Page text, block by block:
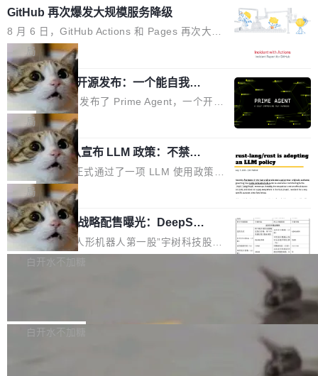
他引用的帖子来自 Mathew Shen，一位 ICLR 2
026 的读者：「看了篇 ...
理由很具体。FA 系列不需要解释，但 FA2 是他
认为最重要的一个——复杂度恰到好处，刚好能
驱动你去学 CuTe，但还没被那些"邪恶的" Hopp
er++ 优化所淹没，足够容易修改和适配。 更关
键的是 FA2 的持久性...
鸿蒙通过统一技术底座和分布式能力，为不同类
型智能设备的开发、连接与互联提供关键支撑，
也为产业链企业探索产品创新与商业增长打开新
的空间。 8月14日，开源鸿蒙智能硬件开发者日
（OHDD：OpenHarmony Hardware Develope
r Day）将在杭州启航。活动面向智能硬件产业
链企业和开发者，邀请行业专家与资深技术顾
问，围绕开源鸿蒙技术能力、设备适配、芯片适
配、功耗与稳定性调优、兼容性测评及统一互联
等内容展开系统讲解和实战交流，帮助企业进一
步了解开源鸿蒙在智能...
GitHub 再次爆发大规模服务降级
8 月 6 日，GitHub Actions 和 Pages 再次大规
模服务降级，Actions 完全不可用超过 5 小时，
webhook 停发，连自托管 runner 也因调度层故
障无法工作。Pages、Copilot code review、C
opilot coding agent 全部受影响。从检测到完全
恢复，大约 12 小时。 这是 2026 年 8 月的第六
起事故，其中四起与 AI/Copilot 服务相关。 Git
Hub 员工 kdaigle 在 HN 讨论中贴出了一组数
据：2025 年全年 10 亿次 commit。现在，每周
2.75 亿次，全年预计 140 亿次。GitHub...
局
Prime Agent 开源发布：一个能自我改
进的编程 Agent，ARC-AGI 3 超越人类
专家基线
Prime Intellect 发布了 Prime Agent，一个开源
的编程 Agent Harness，核心设计围绕两个抽
象：Recursive Language Model（RLM）和 C
ontinual Harness。在 ARC-AGI 3 基准测试
上，Prime Agent + Opus 5 的组合达到了 95.
5% RHAE Best@1，超过了 ARC 报告的人类专
家基线 95.4%。 不是又一个 coding agent 包装
器 Prime Agent 的架构和市面上大多数 coding
agent 有本质区别。大多数 agent harness 的设
计是基于早期模型的能力—...
局
Rust 项目团队宣布 LLM 政策：不禁
止，但你要承认哪些代码不是你写的
Rust 语言项目正式通过了一项 LLM 使用政策，
覆盖 rust-lang/rust 单一仓库的代码贡献。这不
是项目级别的官方立场，目前由五个团队采纳，
但它可能是主流开源项目中关于 AI 辅助贡献最
细致的一份规则。 政策的核心只有一句话：LLM
可以用来分析、提炼、审阅、建议，但不能用来
不得生成涉及安全性的关键变更，除非作者本身
局
宇树科技 IPO 战略配售曝光：DeepSe
ek 获配 93.3 万股，锁定 36 个月
8月6日晚间，“人形机器人第一股”宇树科技股份
有限公司披露IPO发行价格及战略配售结果，杭
36个月。 公告显示，本次宇树科技战略配售对
白开水不加糖
Bug fixes and enhancements 修复多次传递同
白开水不加糖